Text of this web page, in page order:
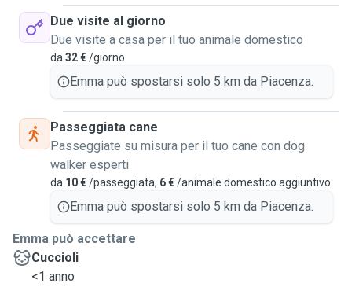
Due visite al giorno
Due visite a casa per il tuo animale domestico
da 32 €/giorno
Emma può spostarsi solo 5 km da Piacenza.
Passeggiata cane
Passeggiate su misura per il tuo cane con dog
walker esperti
da 10 €/passeggiata, 6 €/animale domestico aggiuntivo
Emma può spostarsi solo 5 km da Piacenza.
Emma può accettare
Cuccioli
<1 anno